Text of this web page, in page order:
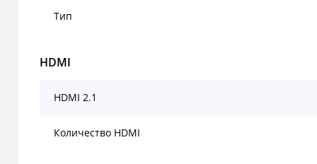
Тип
HDMI
HDMI 2.1
Количество HDMI